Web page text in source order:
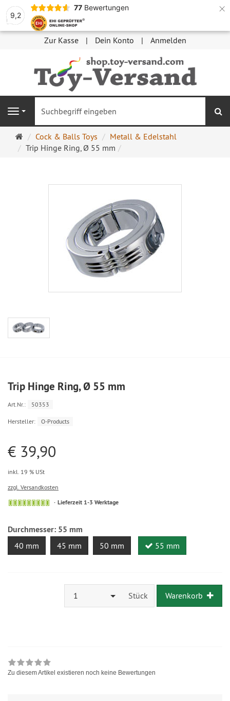
9,2
77 Bewertungen ×
Zur Kasse Dein Konto Anmelden
Navigation
Startseite
Cock & Balls Toys
Metall & Edelstahl
Trip Hinge Ring, Ø 55 mm
Trip Hinge Ring, Ø 55 mm
Art.Nr.: 50353
Hersteller: O-Products
€ 39,90
inkl. 19 % USt
zzgl. Versandkosten
Lieferzeit 1-3 Werktage
Durchmesser: 55 mm
40 mm 45 mm 50 mm 55 mm
1 Stück Warenkorb
Zu diesem Artikel existieren noch keine Bewertungen